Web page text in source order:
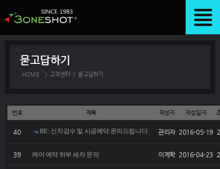
묻고답하기
HOME > 고객센터 > 묻고답하기
번호 제목 작성자 작성일자
40 RE: 신차검수 및 시공예약 문의드립니다. 관리자 2016-05-19
39 케어 예약 하부 세차 문의 이계학 2016-04-23